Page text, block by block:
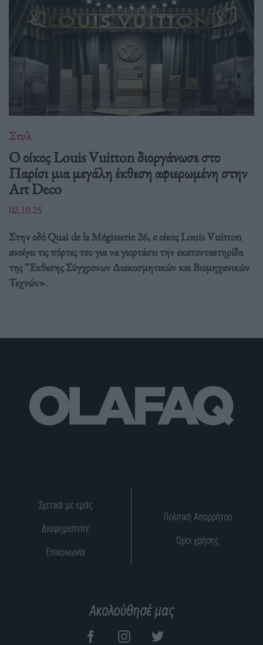
Στυλ
Ο οίκος Louis Vuitton διοργάνωσε στο
Παρίσι μια μεγάλη έκθεση αφιερωμένη στην
Art Deco
02.10.25
Στην οδό Quai de la Mégisserie 26, ο οίκος Louis Vuitton
ανοίγει τις πόρτες του για να γιορτάσει την εκατονταετηρίδα
της "Έκθεσης Σύγχρονων Διακοσμητικών και Βιομηχανικών
Τεχνών».
Σχετικά με εμάς
Διαφημιστείτε
Επικοινωνία
Πολιτική Απορρήτου
Όροι χρήσης
Ακολούθησέ μας